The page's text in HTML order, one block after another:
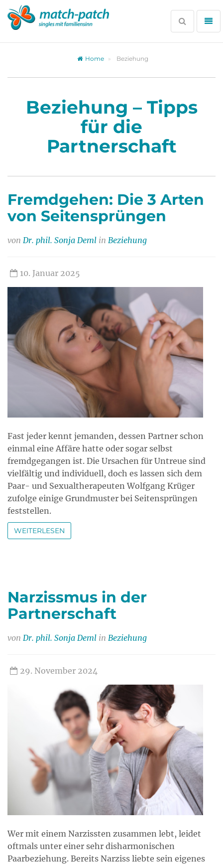
Zur
Partnersuche
Suche
öffnen
Home Beziehung
Beziehung – Tipps
für die
Partnerschaft
Fremdgehen: Die 3 Arten
von Seitensprüngen
von Dr. phil. Sonja Deml in Beziehung
10. Januar 2025
Fast jeder kennt jemanden, dessen Partner schon
einmal eine Affäre hatte oder sogar selbst
fremdgegangen ist. Die Ursachen für Untreue sind
vielfältig und individuell, doch es lassen sich dem
Paar- und Sexualtherapeuten Wolfgang Krüger
zufolge einige Grundmuster bei Seitensprüngen
feststellen.
WEITERLESEN
Narzissmus in der
Partnerschaft
von Dr. phil. Sonja Deml in Beziehung
29. November 2024
Wer mit einem Narzissten zusammen lebt, leidet
oftmals unter einer sehr disharmonischen
Paarbeziehung. Bereits Narziss liebte sein eigenes